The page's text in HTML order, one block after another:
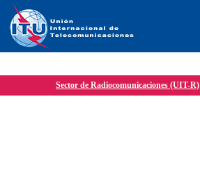
Sector de Radiocomunicaciones (UIT-R)